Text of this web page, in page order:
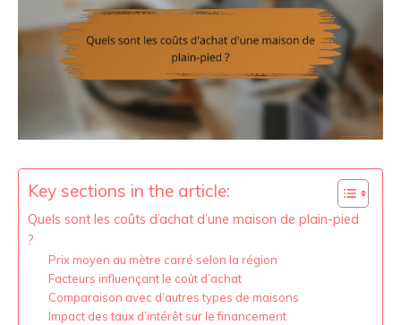
Key sections in the article:
Quels sont les coûts d’achat d’une maison de plain-pied
?
Prix moyen au mètre carré selon la région
Facteurs influençant le coût d’achat
Comparaison avec d’autres types de maisons
Impact des taux d’intérêt sur le financement